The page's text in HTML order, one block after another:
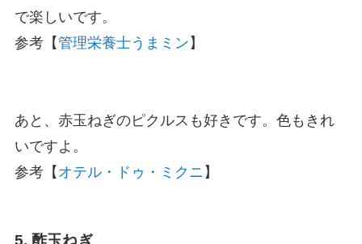
で楽しいです。
参考【管理栄養士うまミン 】
あと、赤玉ねぎのピクルスも好きです。色もきれ
いですよ。
参考【 オテル・ドゥ・ミクニ 】
5. 酢玉ねぎ